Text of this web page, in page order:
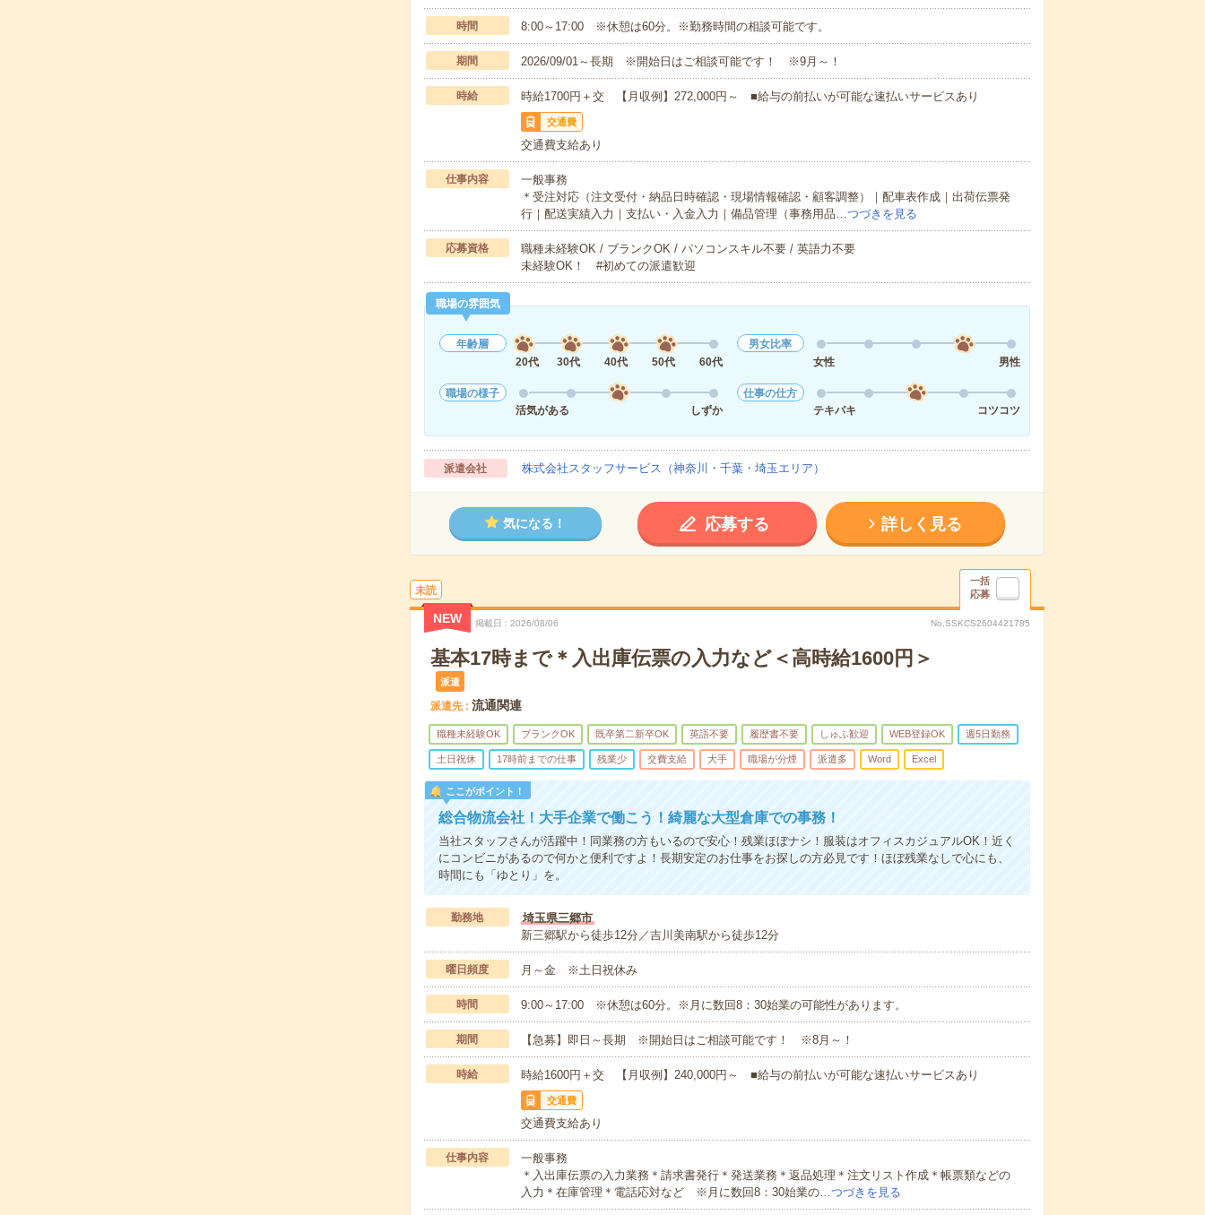
時間 8:00～17:00 ※休憩は60分。※勤務時間の相談可能です。
期間 2026/09/01～長期 ※開始日はご相談可能です！ ※9月～！
時給 時給1700円＋交 【月収例】272,000円～ ■給与の前払いが可能な速払いサービスあり
交通費
交通費支給あり
仕事内容
一般事務
＊受注対応（注文受付・納品日時確認・現場情報確認・顧客調整）｜配車表作成｜出荷伝票発
行｜配送実績入力｜支払い・入金入力｜備品管理（事務用品…つづきを見る
応募資格
職種未経験OK / ブランクOK / パソコンスキル不要 / 英語力不要
未経験OK！ #初めての派遣歓迎
職場の雰囲気
年齢層
20代
30代 40代 50代 60代
男女比率
女性
男性
職場の様子
活気がある
しずか
仕事の仕方
テキパキ
コツコツ
派遣会社 株式会社スタッフサービス（神奈川・千葉・埼玉エリア）
気になる！ 応募する 詳しく見る
未読
一括
応募
NEW 掲載日 2026/08/06 No.SSKCS2604421785
基本17時まで＊入出庫伝票の入力など＜高時給1600円＞
派遣
派遣先 流通関連
職種未経験OK ブランクOK 既卒第二新卒OK 英語不要 履歴書不要 しゅふ歓迎 WEB登録OK 週5日勤務
土日祝休 17時前までの仕事 残業少 交費支給 大手 職場が分煙 派遣多 Word Excel
ここがポイント！
総合物流会社！大手企業で働こう！綺麗な大型倉庫での事務！
当社スタッフさんが活躍中！同業務の方もいるので安心！残業ほぼナシ！服装はオフィスカジュアルOK！近く
にコンビニがあるので何かと便利ですよ！長期安定のお仕事をお探しの方必見です！ほぼ残業なしで心にも、
時間にも「ゆとり」を。
勤務地
埼玉県三郷市
新三郷駅から徒歩12分／吉川美南駅から徒歩12分
曜日頻度 月～金 ※土日祝休み
時間 9:00～17:00 ※休憩は60分。※月に数回8：30始業の可能性があります。
期間 【急募】即日～長期 ※開始日はご相談可能です！ ※8月～！
時給 時給1600円＋交 【月収例】240,000円～ ■給与の前払いが可能な速払いサービスあり
交通費
交通費支給あり
仕事内容
一般事務
＊入出庫伝票の入力業務＊請求書発行＊発送業務＊返品処理＊注文リスト作成＊帳票類などの
入力＊在庫管理＊電話応対など ※月に数回8：30始業の…つづきを見る